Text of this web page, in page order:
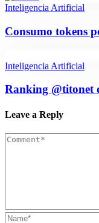
Inteligencia Artificial
Consumo tokens
Inteligencia Artificial
Ranking @titonet
Leave a Reply